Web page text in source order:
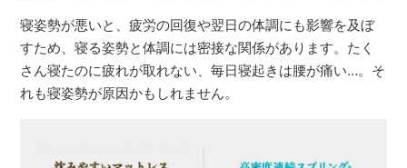
寝姿勢が悪いと、疲労の回復や翌日の体調にも影響を及ぼ
すため、寝る姿勢と体調には密接な関係があります。たく
さん寝たのに疲れが取れない、毎日寝起きは腰が痛い…。そ
れも寝姿勢が原因かもしれません。